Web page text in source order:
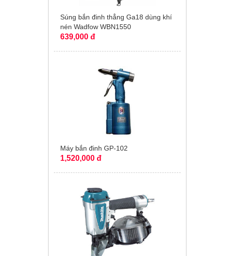
Súng bắn đinh thẳng Ga18 dùng khí
nén Wadfow WBN1550
639,000 đ
Máy bắn đinh GP-102
1,520,000 đ